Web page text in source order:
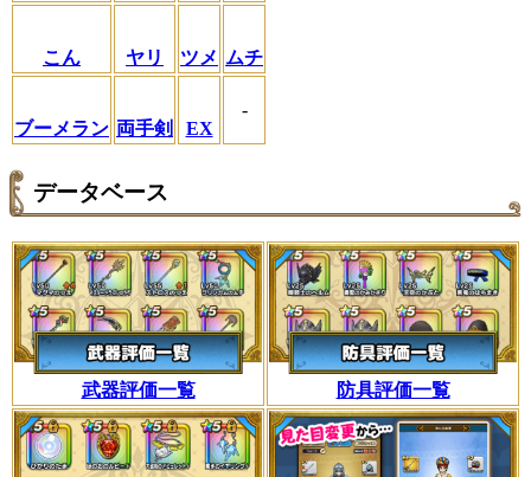
こん ヤリ ツメ ムチ
ブーメラン 両手剣 EX
-
データベース
武器評価一覧 防具評価一覧